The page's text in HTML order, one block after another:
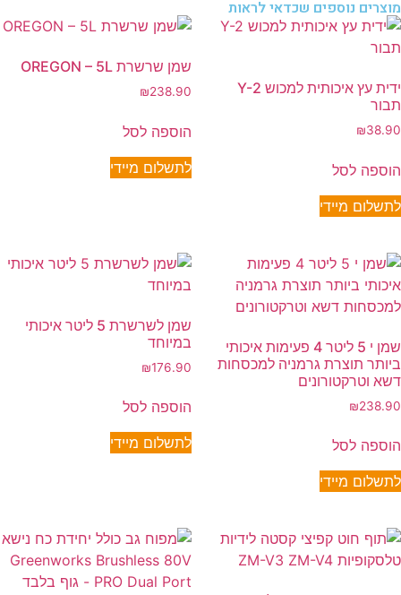
מוצרים נוספים שכדאי לראות
ידית עץ איכותית למכוש Y-2
תבור
₪38.90
הוספה לסל
לתשלום מיידי
שמן שרשרת OREGON – 5L
₪238.90
הוספה לסל
לתשלום מיידי
שמן י 5 ליטר 4 פעימות איכותי
ביותר תוצרת גרמניה למכסחות
דשא וטרקטורונים
₪238.90
הוספה לסל
לתשלום מיידי
שמן לשרשרת 5 ליטר איכותי
במיוחד
₪176.90
הוספה לסל
לתשלום מיידי